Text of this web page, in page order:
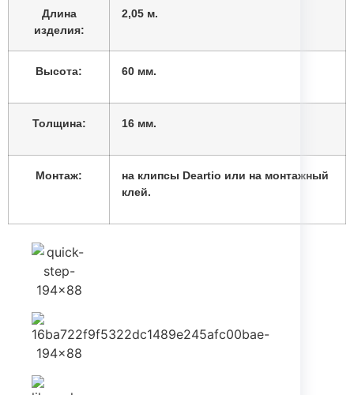
Длина
изделия:
2,05 м.
Высота: 60 мм.
Толщина: 16 мм.
Монтаж:
на клипсы Deartio или на монтажный
клей.